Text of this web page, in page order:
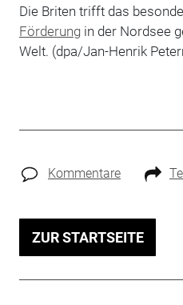
Die Briten trifft das
Förderungin der Nordsee
Welt. (dpa/Jan-Henrik
Kommentare
ZUR STARTSEITE